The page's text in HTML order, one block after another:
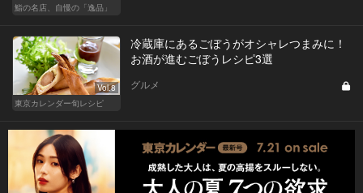
鮨の名店、自慢の「逸品」
Vol.8
東京カレンダー旬レシピ
冷蔵庫にあるごぼうがオシャレつまみに！
お酒が進むごぼうレシピ3選
グルメ